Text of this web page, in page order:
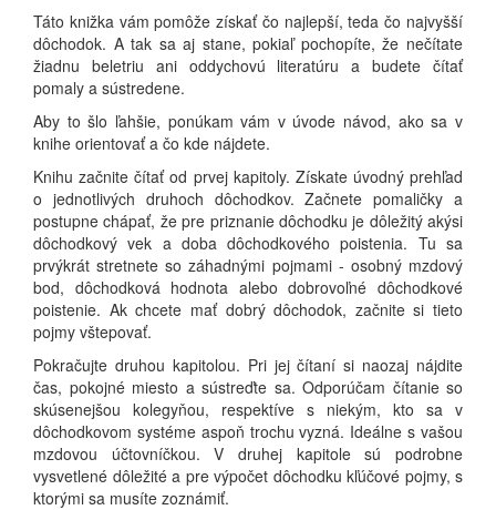
Táto knižka vám pomôže získať čo najlepší, teda čo najvyšší
dôchodok. A tak sa aj stane, pokiaľ pochopíte, že nečítate
žiadnu beletriu ani oddychovú literatúru a budete čítať
pomaly a sústredene.
Aby to šlo ľahšie, ponúkam vám v úvode návod, ako sa v
knihe orientovať a čo kde nájdete.
Knihu začnite čítať od prvej kapitoly. Získate úvodný prehľad
o jednotlivých druhoch dôchodkov. Začnete pomaličky a
postupne chápať, že pre priznanie dôchodku je dôležitý akýsi
dôchodkový vek a doba dôchodkového poistenia. Tu sa
prvýkrát stretnete so záhadnými pojmami - osobný mzdový
bod, dôchodková hodnota alebo dobrovoľné dôchodkové
poistenie. Ak chcete mať dobrý dôchodok, začnite si tieto
pojmy vštepovať.
Pokračujte druhou kapitolou. Pri jej čítaní si naozaj nájdite
čas, pokojné miesto a sústreďte sa. Odporúčam čítanie so
skúsenejšou kolegyňou, respektíve s niekým, kto sa v
dôchodkovom systéme aspoň trochu vyzná. Ideálne s vašou
mzdovou účtovníčkou. V druhej kapitole sú podrobne
vysvetlené dôležité a pre výpočet dôchodku kľúčové pojmy, s
ktorými sa musíte zoznámiť.